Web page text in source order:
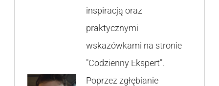
inspiracją oraz
praktycznymi
wskazówkami na stronie
"Codzienny Ekspert".
Poprzez zgłębianie